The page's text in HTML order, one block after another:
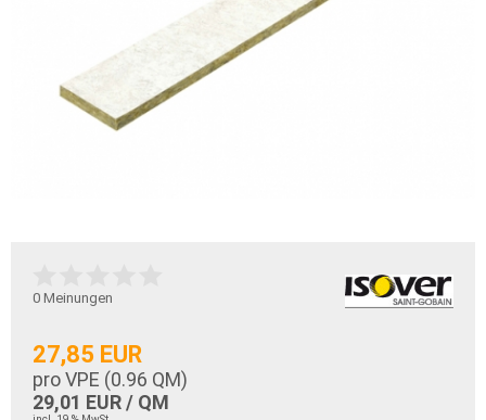
0 Meinungen
27,85 EUR
pro VPE (0.96 QM)
29,01 EUR / QM